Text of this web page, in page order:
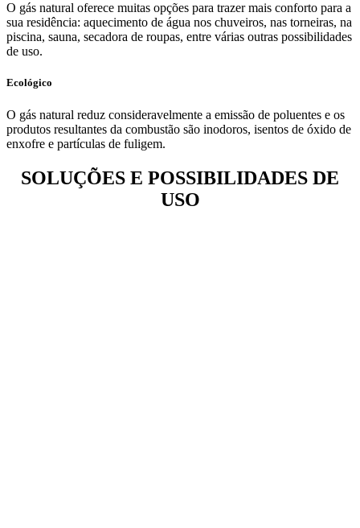
O gás natural oferece muitas opções para trazer mais conforto para a
sua residência: aquecimento de água nos chuveiros, nas torneiras, na
piscina, sauna, secadora de roupas, entre várias outras possibilidades
de uso.
Ecológico
O gás natural reduz consideravelmente a emissão de poluentes e os
produtos resultantes da combustão são inodoros, isentos de óxido de
enxofre e partículas de fuligem.
SOLUÇÕES E POSSIBILIDADES DE
USO